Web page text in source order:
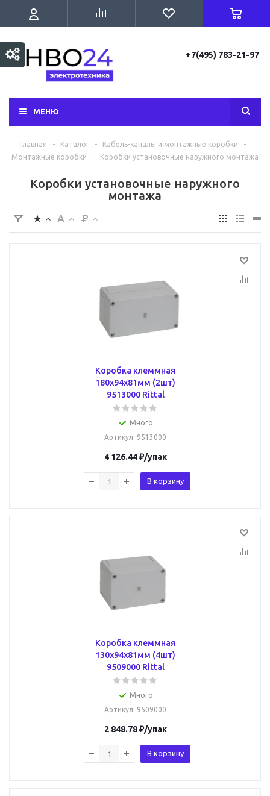
+7(495) 783-21-97
МЕНЮ
Главная - Каталог - Кабель-каналы и монтажные коробки
-
Монтажные коробки
- Коробки установочные наружного монтажа
Коробки установочные наружного
монтажа
Коробка клеммная
180x94x81мм (2шт)
9513000 Rittal
Много
Артикул: 9513000
4 126.44₽/упак
В корзину
Коробка клеммная
130x94x81мм (4шт)
9509000 Rittal
Много
Артикул: 9509000
2 848.78₽/упак
В корзину